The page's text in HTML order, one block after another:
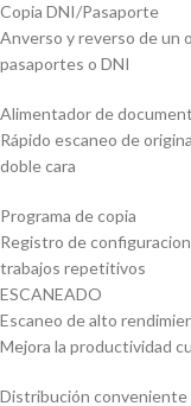
Copia DNI/Pasaporte
Anverso y reverso de un
pasaportes o DNI
Alimentador de
Rápido escaneo de
doble cara
Programa de copia
Registro de
trabajos repetitivos
ESCANEADO
Escaneo de alto
Mejora la productividad
Distribución conveniente